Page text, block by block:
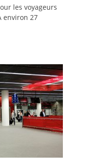
les voyageurs
environ 27